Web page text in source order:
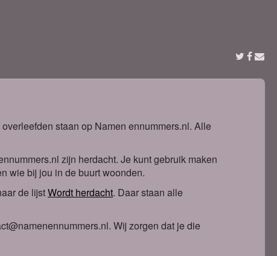
staan op Namen ennummers.nl. Alle
zijn herdacht. Je kunt gebruik maken
wie bij jou in de buurt woonden.
de lijstWordt herdacht. Daar staan alle
Wij zorgen dat je die